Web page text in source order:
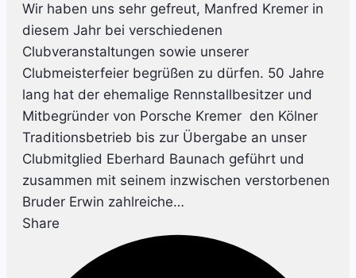
Wir haben uns sehr gefreut, Manfred Kremer in
diesem Jahr bei verschiedenen
Clubveranstaltungen sowie unserer
Clubmeisterfeier begrüßen zu dürfen. 50 Jahre
lang hat der ehemalige Rennstallbesitzer und
Mitbegründer von Porsche Kremer den Kölner
Traditionsbetrieb bis zur Übergabe an unser
Clubmitglied Eberhard Baunach geführt und
zusammen mit seinem inzwischen verstorbenen
Bruder Erwin zahlreiche…
Share